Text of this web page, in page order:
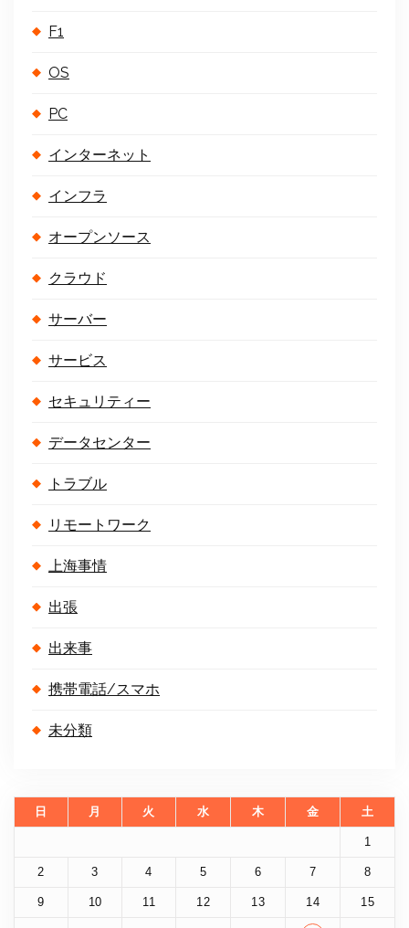
F1
OS
PC
インターネット
インフラ
オープンソース
クラウド
サーバー
サービス
セキュリティー
データセンター
トラブル
リモートワーク
上海事情
出張
出来事
携帯電話/スマホ
未分類
日 月 火 水 木 金 土
1
2 3 4 5 6 7 8
9 10 11 12 13 14 15